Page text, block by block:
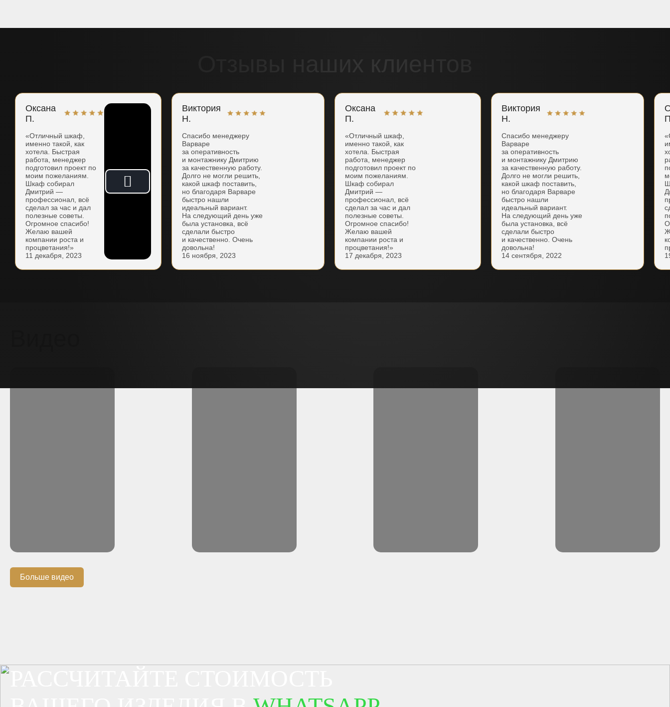
Оксана
П.
«Отличный шкаф,
именно такой, как
хотела. Быстрая
работа, менеджер
подготовил проект по
моим пожеланиям.
Шкаф собирал
Дмитрий —
профессионал, всё
сделал за час и дал
полезные советы.
Огромное спасибо!
Желаю вашей
компании роста и
процветания!»
11 декабря, 2023
Виктория
Н.
Спасибо менеджеру
Варваре
за оперативность
и монтажнику Дмитрию
за качественную работу.
Долго не могли решить,
какой шкаф поставить,
но благодаря Варваре
быстро нашли
идеальный вариант.
На следующий день уже
была установка, всё
сделали быстро
и качественно. Очень
довольна!
16 ноября, 2023
Оксана
П.
«Отличный шкаф,
именно такой, как
хотела. Быстрая
работа, менеджер
подготовил проект по
моим пожеланиям.
Шкаф собирал
Дмитрий —
профессионал, всё
сделал за час и дал
полезные советы.
Огромное спасибо!
Желаю вашей
компании роста и
процветания!»
17 декабря, 2023
Виктория
Н.
Спасибо менеджеру
Варваре
за оперативность
и монтажнику Дмитрию
за качественную работу.
Долго не могли решить,
какой шкаф поставить,
но благодаря Варваре
быстро нашли
идеальный вариант.
На следующий день уже
была установка, всё
сделали быстро
и качественно. Очень
довольна!
14 сентября, 2022
Больше видео